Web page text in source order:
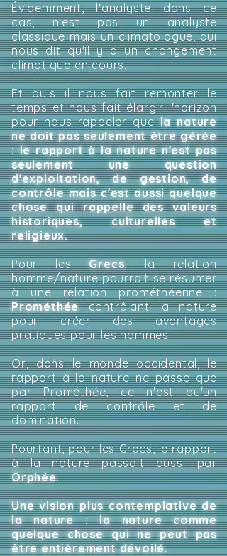
Évidemment, l'analyste dans ce
cas, n'est pas un analyste
classique mais un climatologue, qui
nous dit qu'il y a un changement
climatique en cours.
Et puis il nous fait remonter le
temps et nous fait élargir l'horizon
pour nous rappeler quela nature
ne doit pas seulement être gérée
: le rapport à la nature n'est pas
seulement une question
d'exploitation, de gestion, de
contrôle mais c'est aussi quelque
chose qui rappelle des valeurs
historiques, culturelles et
religieux.
Pour lesGrecs, la relation
homme/nature pourrait se résumer
à une relation prométhéenne :
Prométhéecontrôlant la nature
pour créer des avantages
pratiques pour les hommes.
Or, dans le monde occidental, le
rapport à la nature ne passe que
par Prométhée, ce n'est qu'un
rapport de contrôle et de
domination.
Pourtant, pour les Grecs, le rapport
à la nature passait aussi par
Orphée.
Une vision plus contemplative de
la nature : la nature comme
quelque chose qui ne peut pas
être entièrement dévoilé.